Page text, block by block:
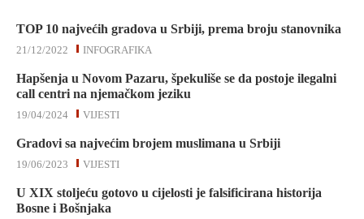
TOP 10 najvećih gradova u Srbiji, prema broju stanovnika
INFOGRAFIKA
21/12/2022
Hapšenja u Novom Pazaru, špekuliše se da postoje ilegalni
call centri na njemačkom jeziku
VIJESTI
19/04/2024
Gradovi sa najvećim brojem muslimana u Srbiji
VIJESTI
19/06/2023
U XIX stoljeću gotovo u cijelosti je falsificirana historija
Bosne i Bošnjaka